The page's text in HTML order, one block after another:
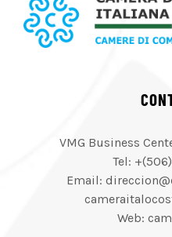
VMG Business
Tel:
Email:
Web: